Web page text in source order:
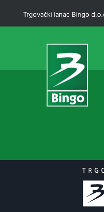
Trgovački lanac Bingo